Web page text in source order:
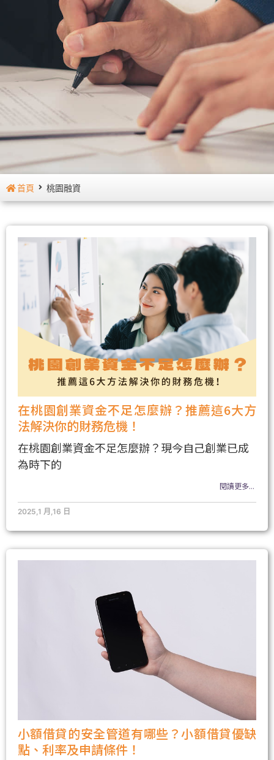
首頁 桃園融資
在桃園創業資金不足怎麼辦？推薦這6大方
法解決你的財務危機！
在桃園創業資金不足怎麼辦？現今自己創業已成
為時下的
閱讀更多...
2025,1 月,16 日
小額借貸的安全管道有哪些？小額借貸優缺
點、利率及申請條件！